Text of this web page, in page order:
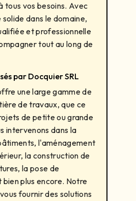
tous vos besoins. Avec
dans le domaine,
et professionnelle
tout au long de
par Docquier SRL
une large gamme de
de travaux, que ce
de petite ou grande
intervenons dans la
l'aménagement
la construction de
la pose de
plus encore. Notre
fournir des solutions